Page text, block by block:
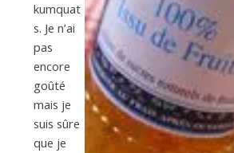
kumquat
s. Je n’ai
pas
encore
goûté
mais je
suis sûre
que je